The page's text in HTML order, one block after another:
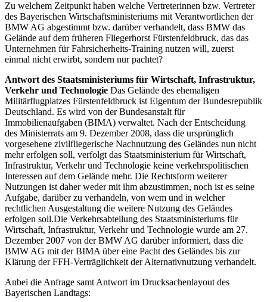
Zu welchem Zeitpunkt haben welche Vertreterinnen bzw. Vertreter
des Bayerischen Wirtschaftsministeriums mit Verantwortlichen der
BMW AG abgestimmt bzw. darüber verhandelt, dass BMW das
Gelände auf dem früheren Fliegerhorst Fürstenfeldbruck, das das
Unternehmen für Fahrsicherheits-Training nutzen will, zuerst
einmal nicht erwirbt, sondern nur pachtet?
Antwort des Staatsministeriums für Wirtschaft, Infrastruktur,
Verkehr und Technologie Das Gelände des ehemaligen
Militärflugplatzes Fürstenfeldbruck ist Eigentum der Bundesrepublik
Deutschland. Es wird von der Bundesanstalt für
Immobilienaufgaben (BIMA) verwaltet. Nach der Entscheidung
des Ministerrats am 9. Dezember 2008, dass die ursprünglich
vorgesehene zivilfliegerische Nachnutzung des Geländes nun nicht
mehr erfolgen soll, verfolgt das Staatsministerium für Wirtschaft,
Infrastruktur, Verkehr und Technologie keine verkehrspolitischen
Interessen auf dem Gelände mehr. Die Rechtsform weiterer
Nutzungen ist daher weder mit ihm abzustimmen, noch ist es seine
Aufgabe, darüber zu verhandeln, von wem und in welcher
rechtlichen Ausgestaltung die weitere Nutzung des Geländes
erfolgen soll.Die Verkehrsabteilung des Staatsministeriums für
Wirtschaft, Infrastruktur, Verkehr und Technologie wurde am 27.
Dezember 2007 von der BMW AG darüber informiert, dass die
BMW AG mit der BIMA über eine Pacht des Geländes bis zur
Klärung der FFH-Verträglichkeit der Alternativnutzung verhandelt.
Anbei die Anfrage samt Antwort im Drucksachenlayout des
Bayerischen Landtags: